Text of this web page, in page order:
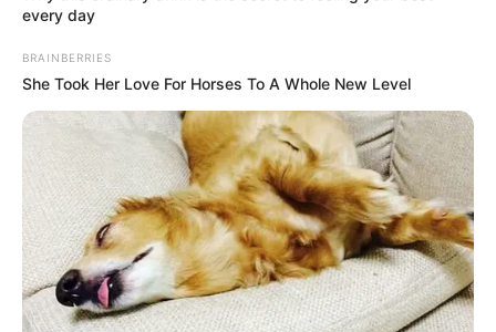
every day
BRAINBERRIES
She Took Her Love For Horses To A Whole New Level